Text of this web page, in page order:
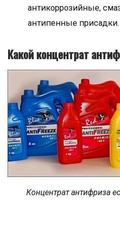
антикоррозийные,
антипенные присадки.
Какой концентрат
Концентрат антифриза